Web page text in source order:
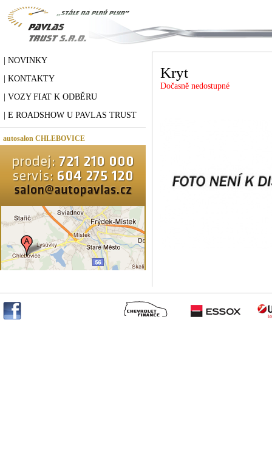
| NOVINKY
| KONTAKTY
| VOZY FIAT K ODBĚRU
| E ROADSHOW U PAVLAS TRUST
autosalon CHLEBOVICE
Kryt
Dočasně nedostupné